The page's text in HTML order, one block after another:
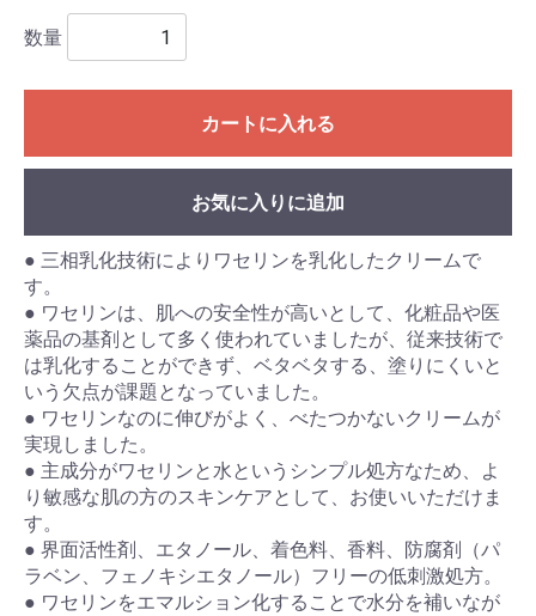
数量
カートに入れる
お気に入りに追加
● 三相乳化技術によりワセリンを乳化したクリームで
す。
● ワセリンは、肌への安全性が高いとして、化粧品や医
薬品の基剤として多く使われていましたが、従来技術で
は乳化することができず、ベタベタする、塗りにくいと
いう欠点が課題となっていました。
● ワセリンなのに伸びがよく、べたつかないクリームが
実現しました。
● 主成分がワセリンと水というシンプル処方なため、よ
り敏感な肌の方のスキンケアとして、お使いいただけま
す。
● 界面活性剤、エタノール、着色料、香料、防腐剤（パ
ラベン、フェノキシエタノール）フリーの低刺激処方。
● ワセリンをエマルション化することで水分を補いなが